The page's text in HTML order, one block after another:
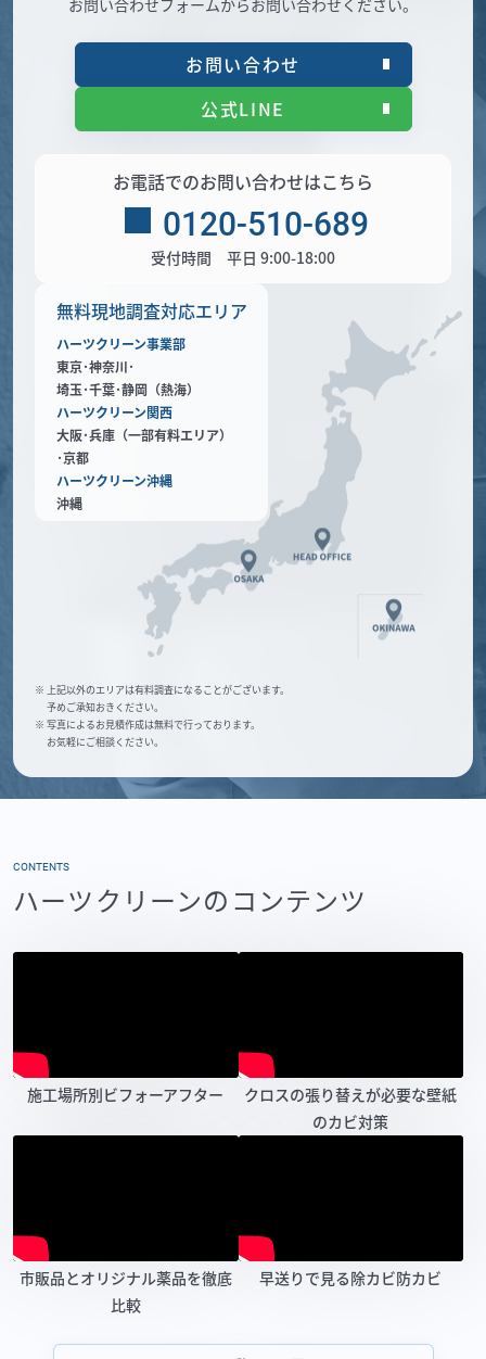
無料現地調査対応エリア
ハーツクリーン事業部
東京･神奈川･
埼玉･千葉･静岡（熱海）
ハーツクリーン関西
大阪･兵庫（一部有料エリア）
･京都
ハーツクリーン沖縄
沖縄
※ 上記以外のエリアは有料調査になることがございます。
予めご承知おきください。
※ 写真によるお見積作成は無料で行っております。
お気軽にご相談ください。
お問い合わせ
公式LINE
お電話でのお問い合わせはこちら
0120-510-689
受付時間 平日 9:00-18:00
CONTENTS
ハーツクリーンのコンテンツ
施工場所別ビフォーアフター
クロスの張り替えが必要な壁紙
のカビ対策
市販品とオリジナル薬品を徹底
比較
早送りで見る除カビ防カビ